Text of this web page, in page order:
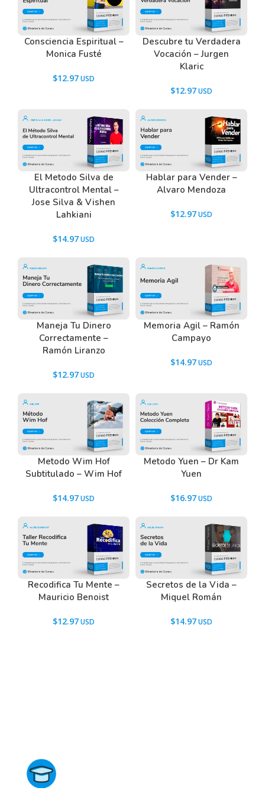
Consciencia Espiritual –
Monica Fusté
$12.97
Descubre tu Verdadera
Vocación – Jurgen
Klaric
$12.97
El Metodo Silva de
Ultracontrol Mental –
Jose Silva & Vishen
Lahkiani
$14.97
Hablar para Vender –
Alvaro Mendoza
$12.97
Maneja Tu Dinero
Correctamente –
Ramón Liranzo
$12.97
Memoria Agil – Ramón
Campayo
$14.97
Metodo Wim Hof
Subtitulado – Wim Hof
$14.97
Metodo Yuen – Dr Kam
Yuen
$16.97
Recodifica Tu Mente –
Mauricio Benoist
$12.97
Secretos de la Vida –
Miquel Román
$14.97